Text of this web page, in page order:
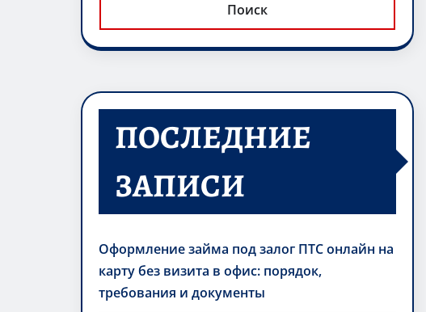
Поиск
ПОСЛЕДНИЕ
ЗАПИСИ
Оформление займа под залог ПТС онлайн на
карту без визита в офис: порядок,
требования и документы